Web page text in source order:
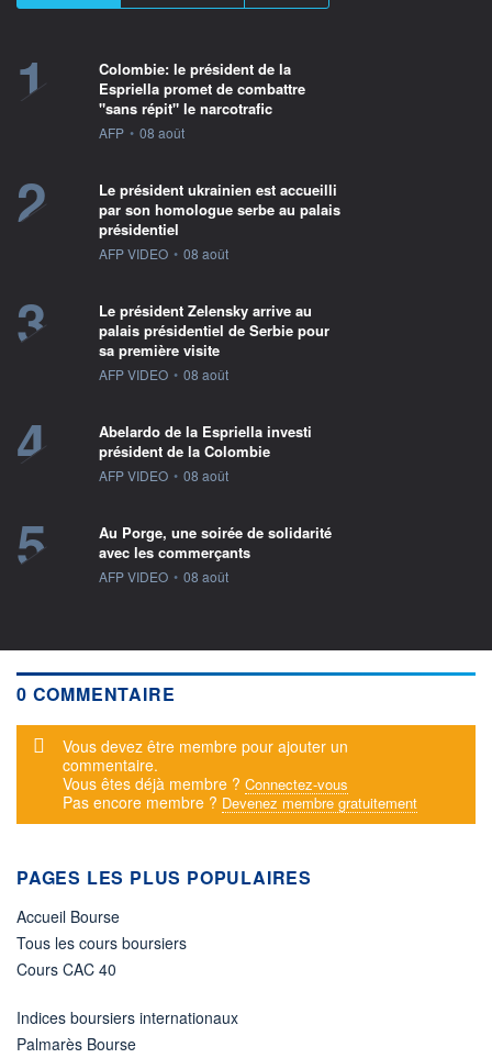
1
Colombie: le président de la
Espriella promet de combattre
"sans répit" le narcotrafic
information fournie par
AFP • 08 août
2
Le président ukrainien est accueilli
par son homologue serbe au palais
présidentiel
information fournie par
AFP VIDEO • 08 août
3
Le président Zelensky arrive au
palais présidentiel de Serbie pour
sa première visite
information fournie par
AFP VIDEO • 08 août
4
Abelardo de la Espriella investi
président de la Colombie
information fournie par
AFP VIDEO • 08 août
5
Au Porge, une soirée de solidarité
avec les commerçants
information fournie par
AFP VIDEO • 08 août
0 COMMENTAIRE
Message d'alerte
Vous devez être membre pour ajouter un
commentaire.
Vous êtes déjà membre ? Connectez-vous
Pas encore membre ? Devenez membre gratuitement
PAGES LES PLUS POPULAIRES
Accueil Bourse
Tous les cours boursiers
Cours CAC 40
Indices boursiers internationaux
Palmarès Bourse